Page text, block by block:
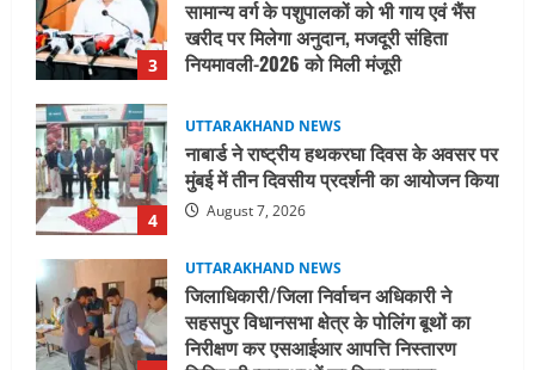
August 7, 2026
4
UTTARAKHAND NEWS
नाबार्ड ने राष्ट्रीय हथकरघा दिवस के अवसर पर
August 7, 2026
5
UTTARAKHAND NEWS
जिलाधिकारी/जिला निर्वाचन अधिकारी ने
निरीक्षण कर एसआईआर आपत्ति निस्तारण
शिविर की व्यवस्थाओं का लिया जायजा
August 6, 2026
UTTARAKHAND NEWS